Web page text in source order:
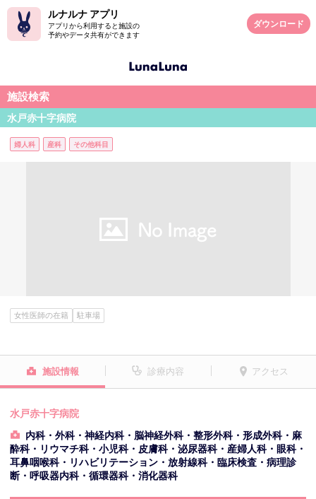
ルナルナ アプリ
アプリから利用すると施設の
予約やデータ共有ができます
ダウンロード
施設検索
水戸赤十字病院
婦人科 産科 その他科目
女性医師の在籍 駐車場
施設情報 診療内容 アクセス
水戸赤十字病院
内科・外科・神経内科・脳神経外科・整形外科・形成外科・麻
酔科・リウマチ科・小児科・皮膚科・泌尿器科・産婦人科・眼科・
耳鼻咽喉科・リハビリテーション・放射線科・臨床検査・病理診
断・呼吸器内科・循環器科・消化器科